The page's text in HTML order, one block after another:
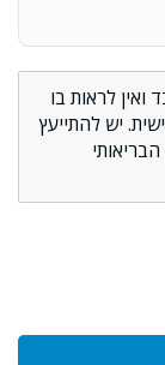
ואין לראות בו
יש להתייעץ